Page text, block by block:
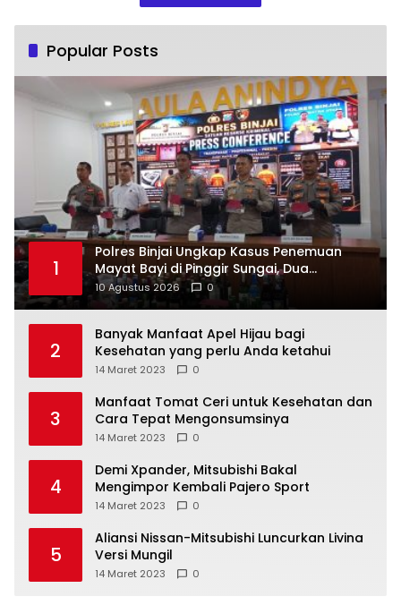
Popular Posts
1
Polres Binjai Ungkap Kasus Penemuan
Mayat Bayi di Pinggir Sungai, Dua
Tersangka Diamankan
10 Agustus 2026 0
2
Banyak Manfaat Apel Hijau bagi
Kesehatan yang perlu Anda ketahui
14 Maret 2023 0
3
Manfaat Tomat Ceri untuk Kesehatan dan
Cara Tepat Mengonsumsinya
14 Maret 2023 0
4
Demi Xpander, Mitsubishi Bakal
Mengimpor Kembali Pajero Sport
14 Maret 2023 0
5
Aliansi Nissan-Mitsubishi Luncurkan Livina
Versi Mungil
14 Maret 2023 0